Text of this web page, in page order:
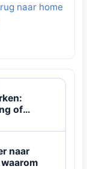
naar home
of
naar